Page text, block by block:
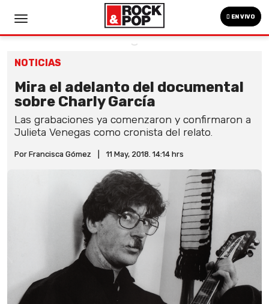
EN VIVO
NOTICIAS
Mira el adelanto del documental
sobre Charly García
Las grabaciones ya comenzaron y confirmaron a
Julieta Venegas como cronista del relato.
Por Francisca Gómez 11 May, 2018. 14:14 hrs